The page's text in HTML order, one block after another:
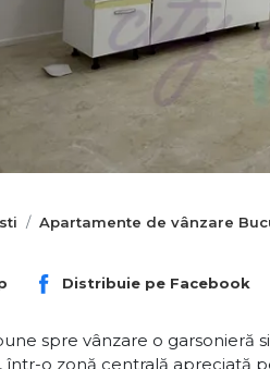
Apartamente de vânzare
Distribuie pe Facebook
spre vânzare o
într-o zonă centrală apreciată